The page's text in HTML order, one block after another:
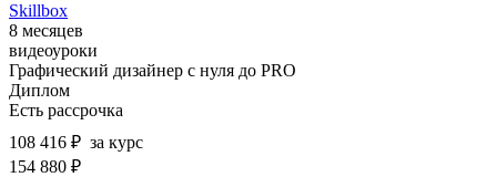
Skillbox
8 месяцев
видеоуроки
Графический дизайнер с нуля до PRO
Диплом
Есть рассрочка
108 416 ₽ за курс
154 880 ₽